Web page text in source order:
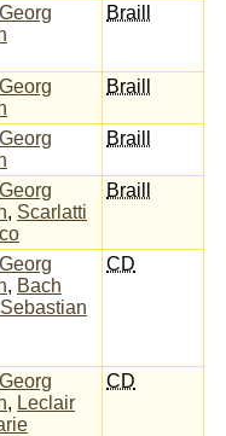
Braill
Braill
Braill
, Scarlatti
Braill
, Bach
CD
, Leclair
CD